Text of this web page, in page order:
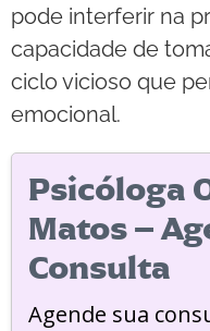
pode interferir na
capacidade de
ciclo vicioso que
emocional.
Psicóloga
Matos –
Consulta
Agende sua